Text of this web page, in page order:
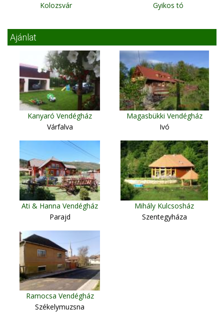
Kolozsvár
Gyikos tó
Ajánlat
Kanyaró Vendégház
Várfalva
Magasbükki Vendégház
Ivó
Ati & Hanna Vendégház
Parajd
Mihály Kulcsosház
Szentegyháza
Ramocsa Vendégház
Székelymuzsna